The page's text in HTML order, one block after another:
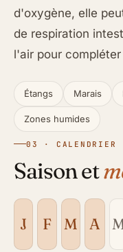
d'oxygène, elle
de respiration
l'air pour
Étangs Marais
Zones humides
03 · CALENDRIER
Saison et
J F M A